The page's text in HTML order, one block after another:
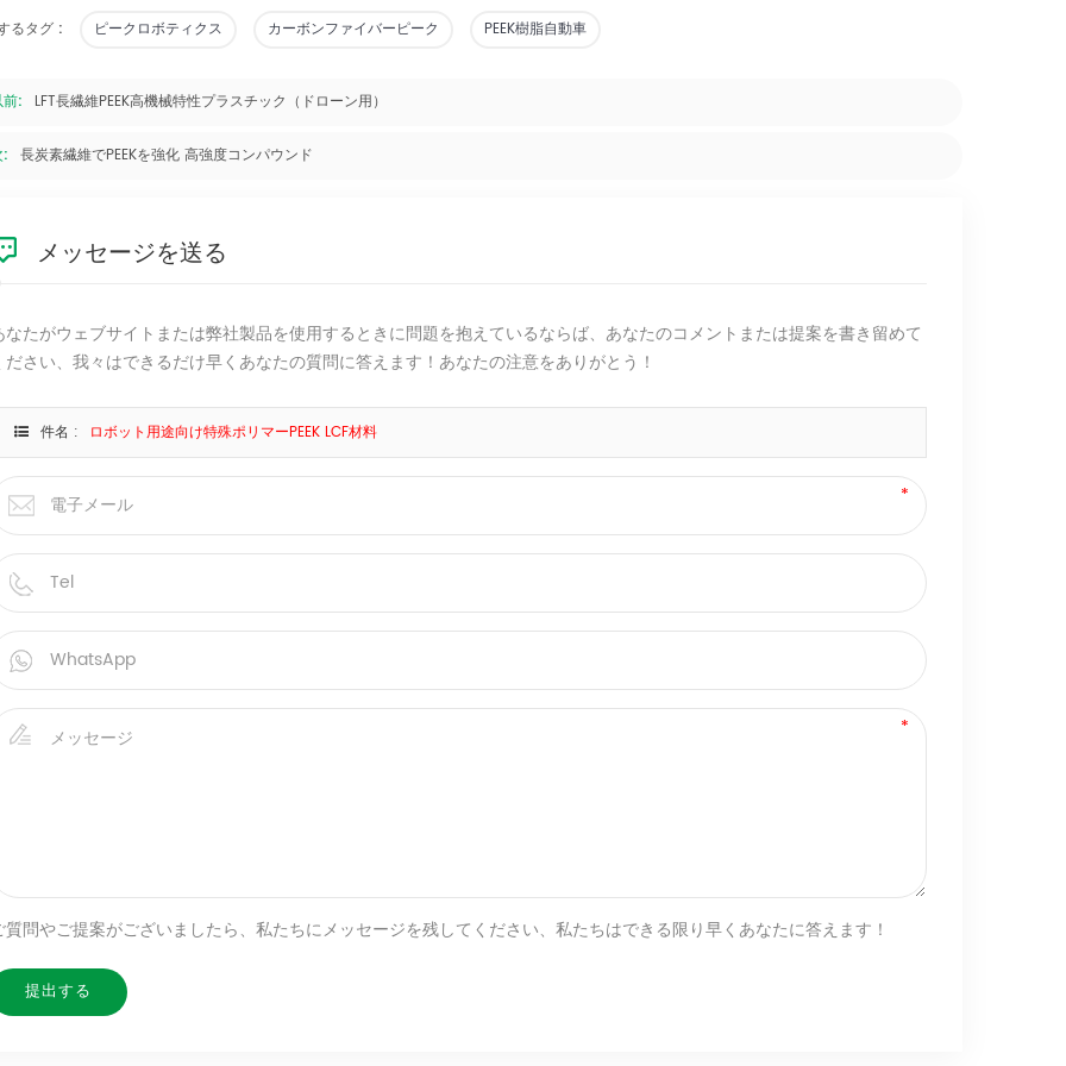
るタグ : ピークロボティクス カーボンファイバーピーク PEEK樹脂自動車
: LFT長繊維PEEK高機械特性プラスチック（ドローン用）
: 長炭素繊維でPEEKを強化 高強度コンパウンド
メッセージを送る
なたがウェブサイトまたは弊社製品を使用するときに問題を抱えているならば、あなたのコメントまたは提案を書き留めて
ださい、我々はできるだけ早くあなたの質問に答えます！あなたの注意をありがとう！
件名 : ロボット用途向け特殊ポリマーPEEK LCF材料
質問やご提案がございましたら、私たちにメッセージを残してください、私たちはできる限り早くあなたに答えます！